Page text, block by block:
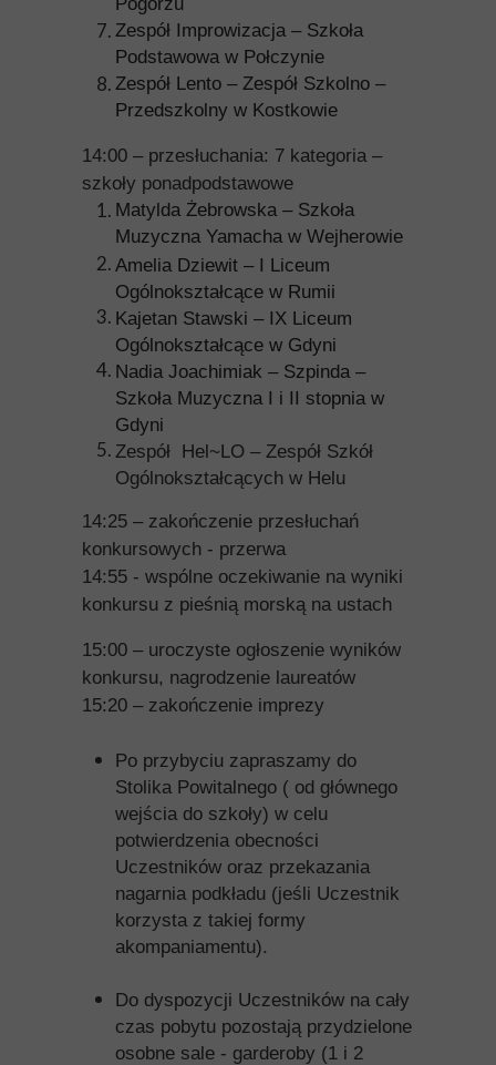
Zespół Improwizacja – Szkoła
Podstawowa w Połczynie
Zespół Lento – Zespół Szkolno –
Przedszkolny w Kostkowie
14:00 – przesłuchania: 7 kategoria –
szkoły ponadpodstawowe
Matylda Żebrowska – Szkoła
Muzyczna Yamacha w Wejherowie
Amelia Dziewit – I Liceum
Ogólnokształcące w Rumii
Kajetan Stawski – IX Liceum
Ogólnokształcące w Gdyni
Nadia Joachimiak – Szpinda –
Szkoła Muzyczna I i II stopnia w
Gdyni
Zespół Hel~LO – Zespół Szkół
Ogólnokształcących w Helu
14:25 – zakończenie przesłuchań
konkursowych - przerwa
14:55 - wspólne oczekiwanie na wyniki
konkursu z pieśnią morską na ustach
15:00 – uroczyste ogłoszenie wyników
konkursu, nagrodzenie laureatów
15:20 – zakończenie imprezy
Po przybyciu zapraszamy do
Stolika Powitalnego ( od głównego
wejścia do szkoły) w celu
potwierdzenia obecności
Uczestników oraz przekazania
nagarnia podkładu (jeśli Uczestnik
korzysta z takiej formy
akompaniamentu).
Do dyspozycji Uczestników na cały
czas pobytu pozostają przydzielone
osobne sale - garderoby (1 i 2